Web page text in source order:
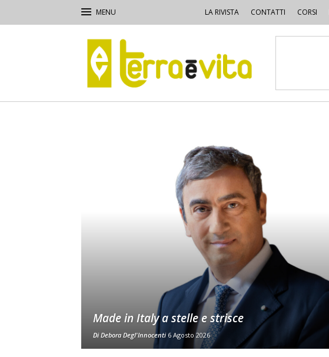
LA RIVISTA CONTATTI CORSI
e
Vita
Made in Italy a stelle e strisce
Di Debora Degl'Innocenti 6 Agosto 2026